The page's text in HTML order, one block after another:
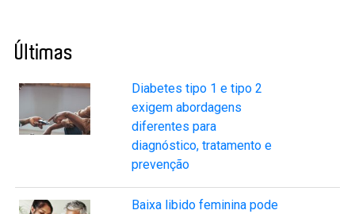
Últimas
Diabetes tipo 1 e tipo 2
exigem abordagens
diferentes para
diagnóstico, tratamento e
prevenção
Baixa libido feminina pode